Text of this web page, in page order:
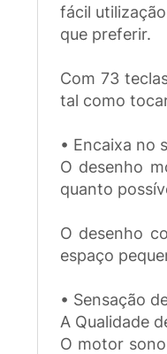
fácil
que preferir.
Com 73
tal como
• Encaixa no
O desenho
quanto
O desenho
espaço
• Sensação
A Qualidade
O motor